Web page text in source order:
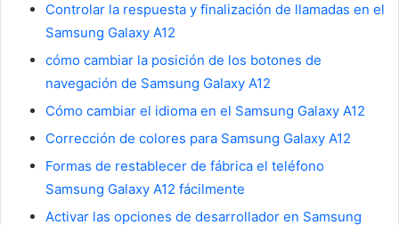
Controlar la respuesta y finalización de llamadas en el
Samsung Galaxy A12
cómo cambiar la posición de los botones de
navegación de Samsung Galaxy A12
Cómo cambiar el idioma en el Samsung Galaxy A12
Corrección de colores para Samsung Galaxy A12
Formas de restablecer de fábrica el teléfono
Samsung Galaxy A12 fácilmente
Activar las opciones de desarrollador en Samsung